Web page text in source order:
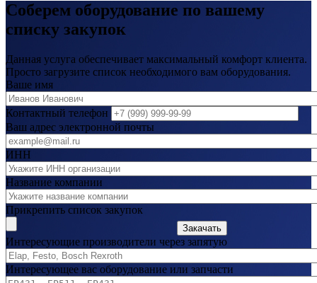
Соберем оборудование по вашему
списку закупок
Данная услуга обеспечивает максимальный комфорт клиента.
Просто загрузите список необходимого вам оборудования.
Ваше имя
Контактный телефон
Ваш адрес электронной почты
ИНН
Название компании
Прикрепить список закупок
Закачать
Интересующие производители через запятую
Интересующее вас оборудование или запчасти